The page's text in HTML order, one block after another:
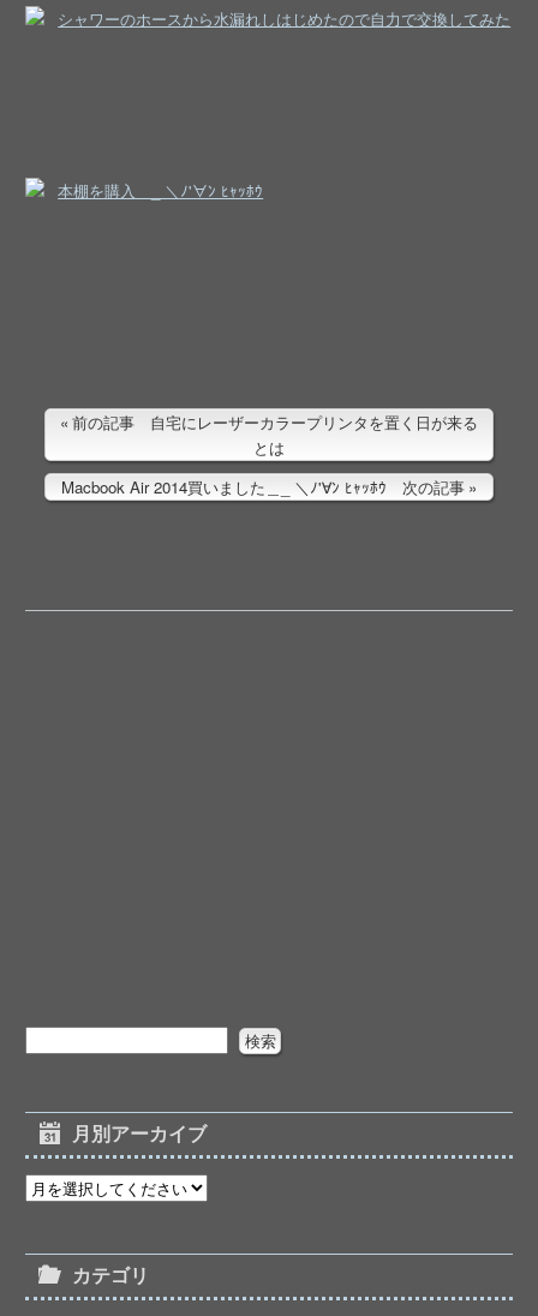
シャワーのホースから水漏れしはじめたので自力で交換してみた
本棚を購入＿_ ＼ﾉ'∀ﾝ ﾋｬｯﾎｳ
前の記事 自宅にレーザーカラープリンタを置く日が来る
とは
Macbook Air 2014買いました＿_ ＼ﾉ'∀ﾝ ﾋｬｯﾎｳ 次の記事
月別アーカイブ
カテゴリ